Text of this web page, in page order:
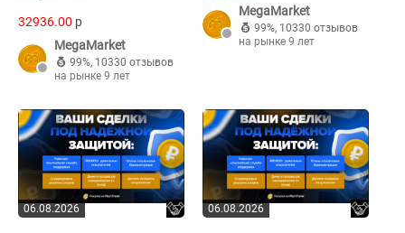
32936.00 p
MegaMarket
99%, 10330 отзывов
на рынке 9 лет
MegaMarket
99%, 10330 отзывов
на рынке 9 лет
06.08.2026 06.08.2026